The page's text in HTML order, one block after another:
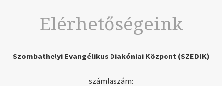
Elérhetőségeink
Szombathelyi Evangélikus Diakóniai Központ (SZEDIK)
számlaszám: